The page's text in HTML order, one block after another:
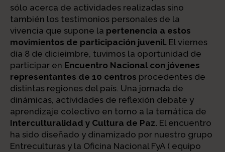
sólo acerca de actividades realizadas sino
también los testimonios personales de la
vivencia que supone la pertenencia a estos
movimientos de participación juvenil. El viernes
día 8 de dicieimbre, tuvimos la oportunidad de
participar en Encuentro Nacional con jóvenes
representantes de 10 centros procedentes de
distintas regiones del país. Una jornada de
dinámicas, actividades de reflexión debate y
aprendizaje colectivo en torno a la temática de
Interculturalidad y Cultura de Paz. El encuentro
ha sido diseñado y dinamizado por nuestro grupo
Entreculturas y la Oficina Nacional FyA ( equipo